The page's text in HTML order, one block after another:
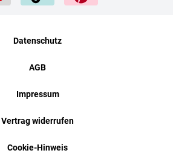
Datenschutz
AGB
Impressum
Vertrag widerrufen
Cookie-Hinweis